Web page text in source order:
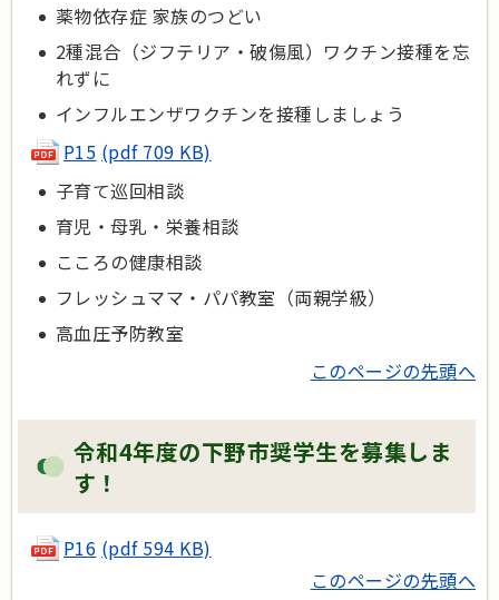
薬物依存症 家族のつどい
2種混合（ジフテリア・破傷風）ワクチン接種を忘
れずに
インフルエンザワクチンを接種しましょう
P15 (pdf 709 KB)
子育て巡回相談
育児・母乳・栄養相談
こころの健康相談
フレッシュママ・パパ教室（両親学級）
高血圧予防教室
このページの先頭へ
令和4年度の下野市奨学生を募集しま
す！
P16 (pdf 594 KB)
このページの先頭へ